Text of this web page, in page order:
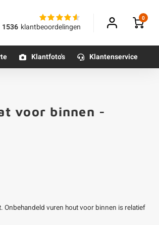
1536 klantbeoordelingen
0
Betonmortels
Klantfoto's Klantenservice
voor binnen -
Onbehandeld vuren hout voor binnen is relatief